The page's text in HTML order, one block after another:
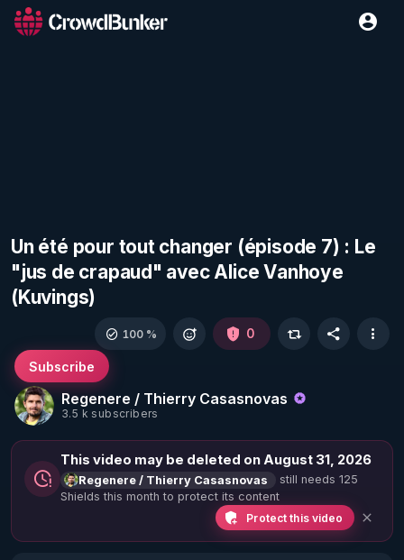
Un été pour tout changer (épisode 7) : Le
"jus de crapaud" avec Alice Vanhoye
(Kuvings)
Regenere / Thierry Casasnovas
3.5 k subscribers
Subscribe
100 % 0
This video may be deleted on August 31, 2026
Regenere / Thierry Casasnovas
still needs 125
Shields this month to protect its content
Protect this video